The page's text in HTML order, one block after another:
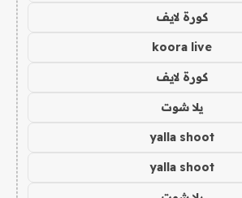
كورة لايف
koora live
كورة لايف
يلا شوت
yalla shoot
yalla shoot